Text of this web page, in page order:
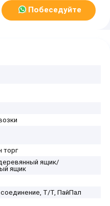
Побеседуйте
торг
ящик/
ящик
Т/Т, ПайПал